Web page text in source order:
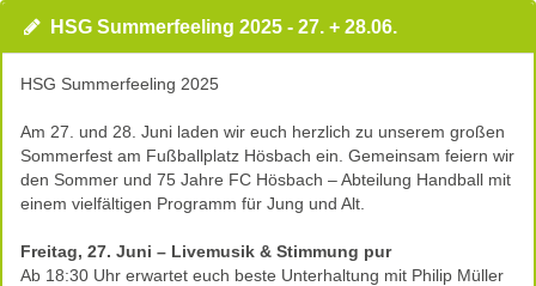
HSG Summerfeeling 2025 - 27. + 28.06.
HSG Summerfeeling 2025
Am 27. und 28. Juni laden wir euch herzlich zu unserem großen
Sommerfest am Fußballplatz Hösbach ein. Gemeinsam feiern wir
den Sommer und 75 Jahre FC Hösbach – Abteilung Handball mit
einem vielfältigen Programm für Jung und Alt.
Freitag, 27. Juni – Livemusik & Stimmung pur
Ab 18:30 Uhr erwartet euch beste Unterhaltung mit Philip Müller